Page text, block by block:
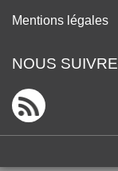
Mentions légales
NOUS SUIVRE